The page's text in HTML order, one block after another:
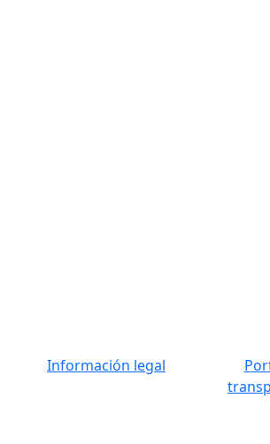
Información legal